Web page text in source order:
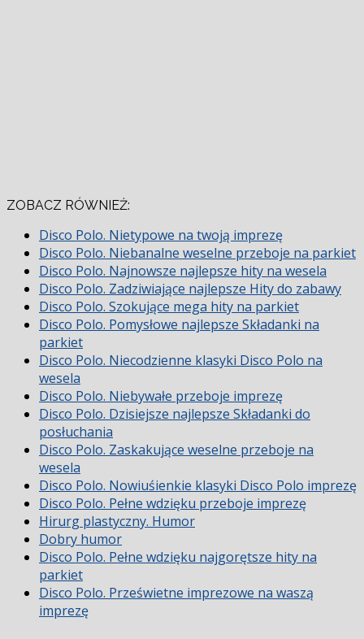
ZOBACZ RÓWNIEŻ:
Disco Polo. Nietypowe na twoją imprezę
Disco Polo. Niebanalne weselne przeboje na parkiet
Disco Polo. Najnowsze najlepsze hity na wesela
Disco Polo. Zadziwiające najlepsze Hity do zabawy
Disco Polo. Szokujące mega hity na parkiet
Disco Polo. Pomysłowe najlepsze Składanki na
parkiet
Disco Polo. Niecodzienne klasyki Disco Polo na
wesela
Disco Polo. Niebywałe przeboje imprezę
Disco Polo. Dzisiejsze najlepsze Składanki do
posłuchania
Disco Polo. Zaskakujące weselne przeboje na
wesela
Disco Polo. Nowiuśienkie klasyki Disco Polo imprezę
Disco Polo. Pełne wdzięku przeboje imprezę
Hirurg plastyczny. Humor
Dobry humor
Disco Polo. Pełne wdzięku najgorętsze hity na
parkiet
Disco Polo. Prześwietne imprezowe na waszą
imprezę